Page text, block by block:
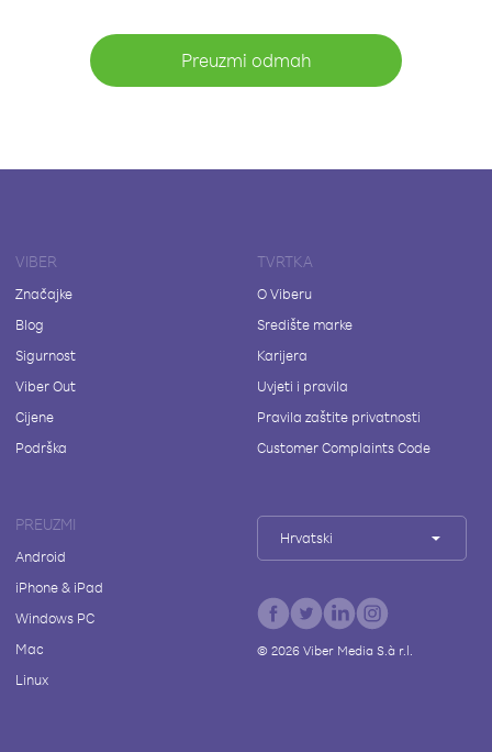
Preuzmi odmah
VIBER
Značajke
Blog
Sigurnost
Viber Out
Cijene
Podrška
TVRTKA
O Viberu
Središte marke
Karijera
Uvjeti i pravila
Pravila zaštite privatnosti
Customer Complaints Code
PREUZMI
Android
iPhone & iPad
Windows PC
Mac
Linux
Hrvatski
© 2026Viber Media S.à r.l.